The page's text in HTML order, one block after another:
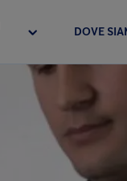
DOVE